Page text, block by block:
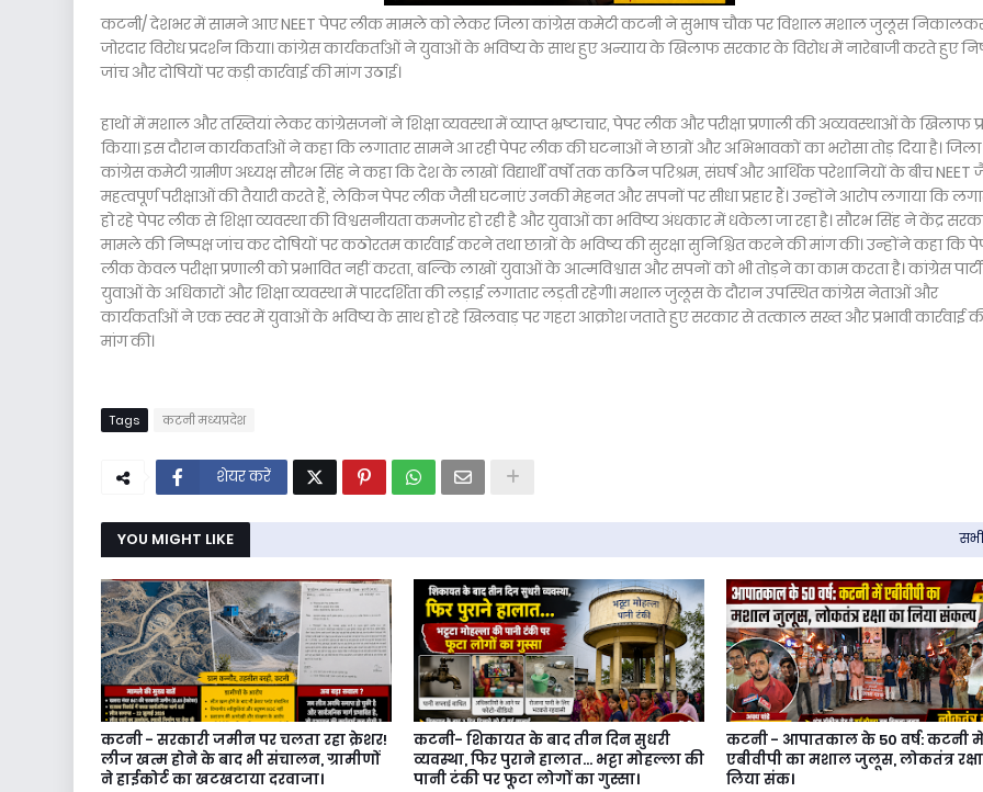
कटनी/ देशभर में सामने आए NEET पेपर लीक मामले को लेकर जिला कांग्रेस कमेटी कटनी ने सुभाष चौक पर विशाल मशाल जुलूस
जोरदार विरोध प्रदर्शन किया। कांग्रेस कार्यकर्ताओं ने युवाओं के भविष्य के साथ हुए अन्याय के खिलाफ सरकार के विरोध में नारेबाजी करते हुए
जांच और दोषियों पर कड़ी कार्रवाई की मांग उठाई।
हाथों में मशाल और तख्तियां लेकर कांग्रेसजनों ने शिक्षा व्यवस्था में व्याप्त भ्रष्टाचार, पेपर लीक और परीक्षा प्रणाली की अव्यवस्थाओं के खिलाफ
किया। इस दौरान कार्यकर्ताओं ने कहा कि लगातार सामने आ रही पेपर लीक की घटनाओं ने छात्रों और अभिभावकों का भरोसा तोड़ दिया है। जिला
कांग्रेस कमेटी ग्रामीण अध्यक्ष सौरभ सिंह ने कहा कि देश के लाखों विद्यार्थी वर्षों तक कठिन परिश्रम, संघर्ष और आर्थिक परेशानियों के बीच NEET
महत्वपूर्ण परीक्षाओं की तैयारी करते हैं, लेकिन पेपर लीक जैसी घटनाएं उनकी मेहनत और सपनों पर सीधा प्रहार हैं। उन्होंने आरोप लगाया कि
हो रहे पेपर लीक से शिक्षा व्यवस्था की विश्वसनीयता कमजोर हो रही है और युवाओं का भविष्य अंधकार में धकेला जा रहा है। सौरभ सिंह ने केंद्र
मामले की निष्पक्ष जांच कर दोषियों पर कठोरतम कार्रवाई करने तथा छात्रों के भविष्य की सुरक्षा सुनिश्चित करने की मांग की। उन्होंने कहा कि
लीक केवल परीक्षा प्रणाली को प्रभावित नहीं करता, बल्कि लाखों युवाओं के आत्मविश्वास और सपनों को भी तोड़ने का काम करता है। कांग्रेस पार्टी
युवाओं के अधिकारों और शिक्षा व्यवस्था में पारदर्शिता की लड़ाई लगातार लड़ती रहेगी। मशाल जुलूस के दौरान उपस्थित कांग्रेस नेताओं और
कार्यकर्ताओं ने एक स्वर में युवाओं के भविष्य के साथ हो रहे खिलवाड़ पर गहरा आक्रोश जताते हुए सरकार से तत्काल सख्त और प्रभावी कार्रवाई
मांग की।
Tags कटनी मध्यप्रदेश
शेयर करें
YOU MIGHT LIKE
कटनी - सरकारी जमीन पर चलता रहा क्रेशर!
लीज खत्म होने के बाद भी संचालन, ग्रामीणों
ने हाईकोर्ट का खटखटाया दरवाजा।
कटनी- शिकायत के बाद तीन दिन सुधरी
व्यवस्था, फिर पुराने हालात... भट्टा मोहल्ला की
पानी टंकी पर फूटा लोगों का गुस्सा।
कटनी - आपातकाल के 50 वर्ष: कटनी में
एबीवीपी का मशाल जुलूस, लोकतंत्र
लिया संक।